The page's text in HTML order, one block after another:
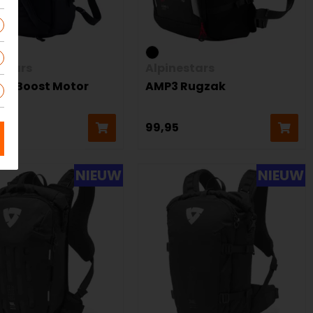
Boost Motor
AMP3 Rugzak
99,95
NIEUW NIEUW